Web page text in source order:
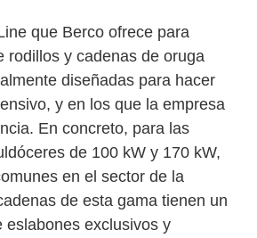
que Berco ofrece para
rodillos y cadenas de oruga
diseñadas para hacer
y en los que la empresa
En concreto, para las
de 100 kW y 170 kW,
en el sector de la
de esta gama tienen un
eslabones exclusivos y